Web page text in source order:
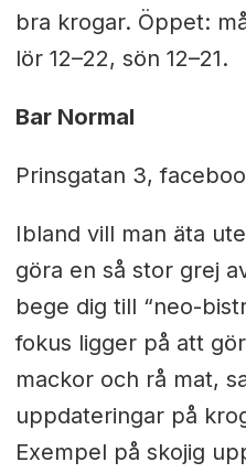
bra krogar. Öppet:
lör 12–22, sön 12–21.
Bar Normal
Prinsgatan 3,
Ibland vill man äta
göra en så stor grej
bege dig till “neo-
fokus ligger på att
mackor och rå mat,
uppdateringar på
Exempel på skojig